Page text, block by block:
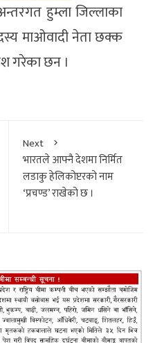
हुम्ला जिल्लाका
माओवादी नेता छक्क
गरेका छन ।
Next
भारतले आफ्नै देशमा निर्मित
लडाकु हेलिकोप्टरको नाम
‘प्रचण्ड’ राखेको छ ।